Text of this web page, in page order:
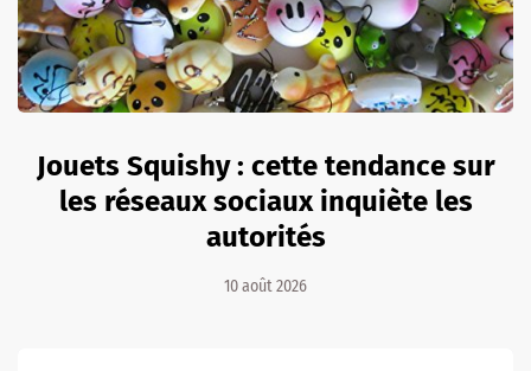
Jouets Squishy : cette tendance sur
les réseaux sociaux inquiète les
autorités
10 août 2026